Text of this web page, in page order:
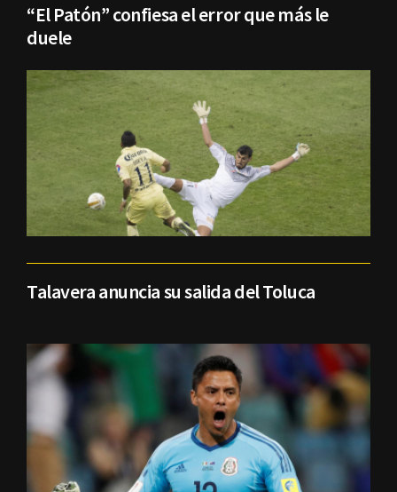
“El Patón” confiesa el error que más le
duele
Talavera anuncia su salida del Toluca